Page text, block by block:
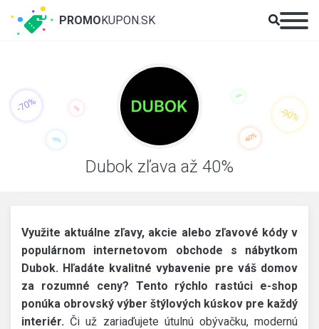
Dubok zľava až 40%
Využite aktuálne zľavy, akcie alebo zľavové kódy v
populárnom internetovom obchode s nábytkom
Dubok. Hľadáte kvalitné vybavenie pre váš domov
za rozumné ceny? Tento rýchlo rastúci e-shop
ponúka obrovský výber štýlových kúskov pre každý
interiér. Či už zariaďujete útulnú obývačku, modernú
PROMOKUPON.SK